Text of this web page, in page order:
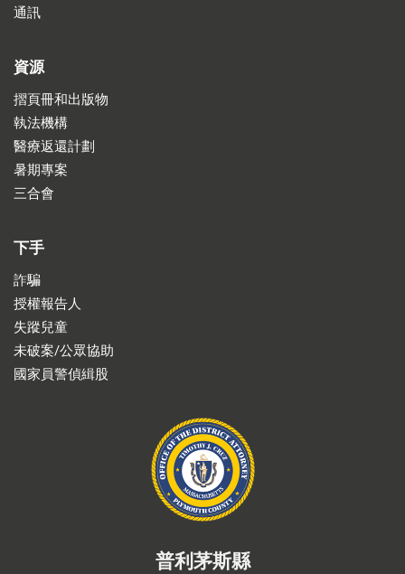
通訊
資源
摺頁冊和出版物
執法機構
醫療返還計劃
暑期專案
三合會
下手
詐騙
授權報告人
失蹤兒童
未破案/公眾協助
國家員警偵緝股
普利茅斯縣